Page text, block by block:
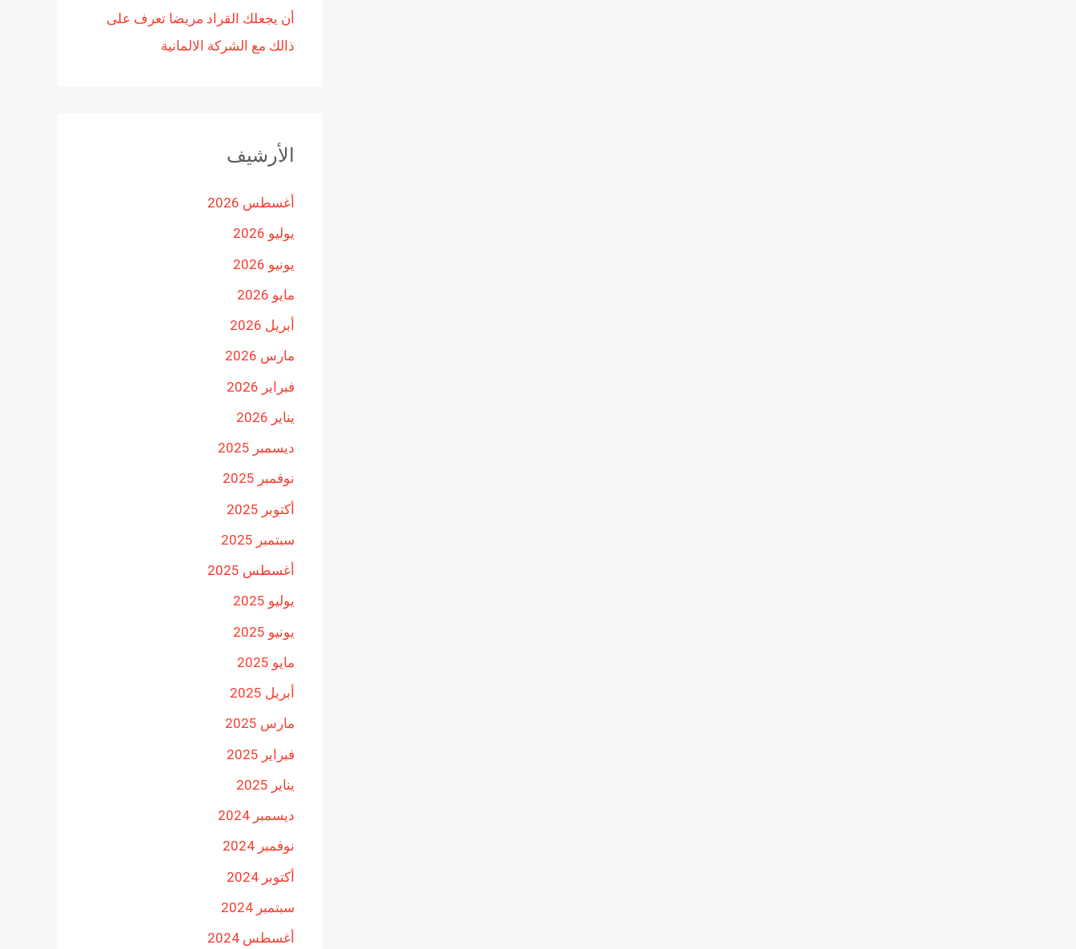
أن يجعلك القراد مريضا تعرف على
ذالك مع الشركة الالمانية
الأرشيف
أغسطس 2026
يوليو 2026
يونيو 2026
مايو 2026
أبريل 2026
مارس 2026
فبراير 2026
يناير 2026
ديسمبر 2025
نوفمبر 2025
أكتوبر 2025
سبتمبر 2025
أغسطس 2025
يوليو 2025
يونيو 2025
مايو 2025
أبريل 2025
مارس 2025
فبراير 2025
يناير 2025
ديسمبر 2024
نوفمبر 2024
أكتوبر 2024
سبتمبر 2024
أغسطس 2024